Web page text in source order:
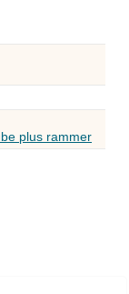
plus rammer